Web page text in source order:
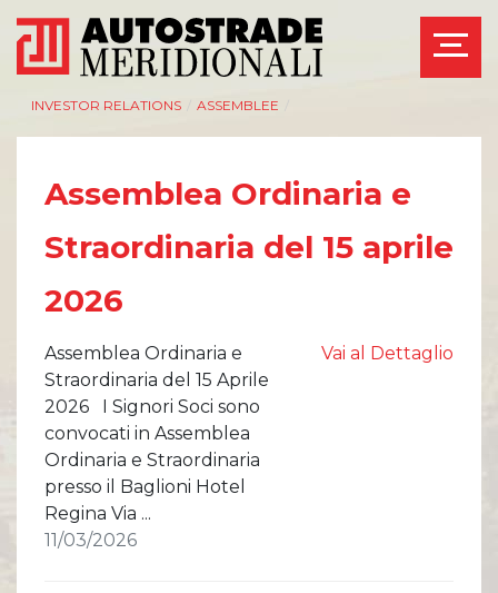
Management
Bilanci e relazioni
Azionisti
Modello Organizzativo
Linee Guida del
Gruppo ASPI
INVESTOR RELATIONS
Eventi e
INVESTOR RELATIONS ASSEMBLEE
Assemblea Ordinaria e
Straordinaria del 15 aprile
2026
Assemblea Ordinaria e
Straordinaria del 15 Aprile
2026 I Signori Soci sono
convocati in Assemblea
Ordinaria e Straordinaria
presso il Baglioni Hotel
Regina Via ...
11/03/2026
Vai al Dettaglio